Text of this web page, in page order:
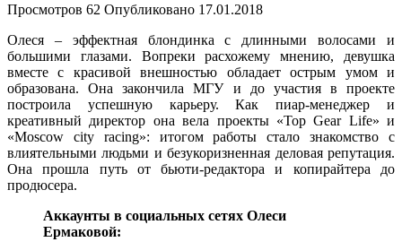
Просмотров 62 Опубликовано 17.01.2018
Олеся – эффектная блондинка с длинными волосами и
большими глазами. Вопреки расхожему мнению, девушка
вместе с красивой внешностью обладает острым умом и
образована. Она закончила МГУ и до участия в проекте
построила успешную карьеру. Как пиар-менеджер и
креативный директор она вела проекты «Top Gear Life» и
«Moscow city racing»: итогом работы стало знакомство с
влиятельными людьми и безукоризненная деловая репутация.
Она прошла путь от бьюти-редактора и копирайтера до
продюсера.
Аккаунты в социальных сетях Олеси
Ермаковой: